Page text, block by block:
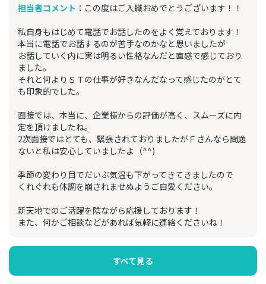
担当者コメント ：この度はご入職おめでとうございます！！
私自身もはじめて電話でお話したのをよく覚えております！
本当に電話でお話するのが苦手なのかなと思いましたが
お話していく内に実は明るい性格なんだと直感で感じており
ました。
それと何よりＳＴの仕事が好きなんだなって感じたのがとて
も印象的でした。
面接では、本当に、企業様からの評価が高く、スムーズに内
定を頂けましたね。
2次面接ではとても、緊張されておりましたがＦさんなら問題
ないと私は安心していましたよ（^^)
季節の変わり目でだいぶ気温も下がってきてきましたので
くれぐれも体調を崩されませぬようご自愛ください。
新天地でのご活躍を陰ながら応援しております！
また、何かご相談などがあれば気軽に連絡くださいね！
すべて見る